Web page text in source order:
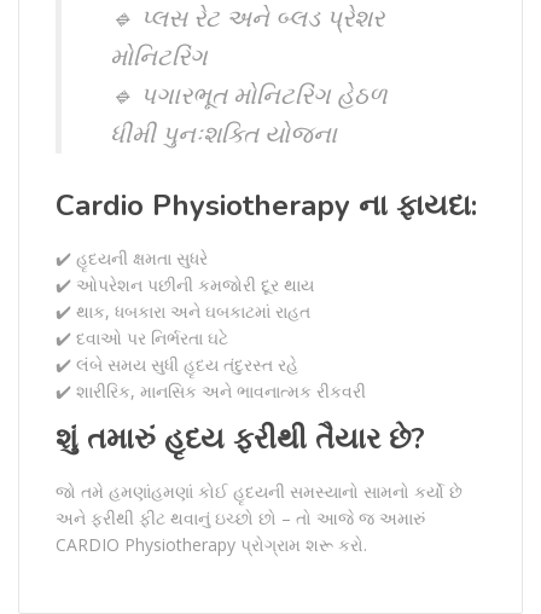
🔹 પ્લસ રેટ અને બ્લડ પ્રેશર
મોનિટરિંગ
🔹 પગારભૂત મોનિટરિંગ હેઠળ
ધીમી પુનઃશક્તિ યોજના
Cardio Physiotherapy ના ફાયદા:
✔️ હૃદયની ક્ષમતા સુધરે
✔️ ઓપરેશન પછીની કમજોરી દૂર થાય
✔️ થાક, ધબકારા અને ઘબકાટમાં રાહત
✔️ દવાઓ પર નિર્ભરતા ઘટે
✔️ લંબે સમય સુધી હૃદય તંદુરસ્ત રહે
✔️ શારીરિક, માનસિક અને ભાવનાત્મક રીકવરી
શું તમારું હૃદય ફરીથી તૈયાર છે?
જો તમે હમણાંહમણાં કોઈ હૃદયની સમસ્યાનો સામનો કર્યો છે
અને ફરીથી ફીટ થવાનું ઇચ્છો છો – તો આજે જ અમારું
CARDIO Physiotherapy પ્રોગ્રામ શરૂ કરો.